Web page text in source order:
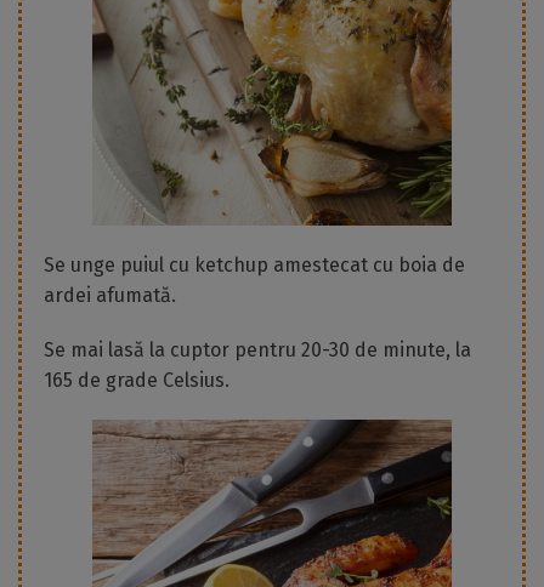
Se unge puiul cu ketchup amestecat cu boia de
ardei afumată.
Se mai lasă la cuptor pentru 20-30 de minute, la
165 de grade Celsius.